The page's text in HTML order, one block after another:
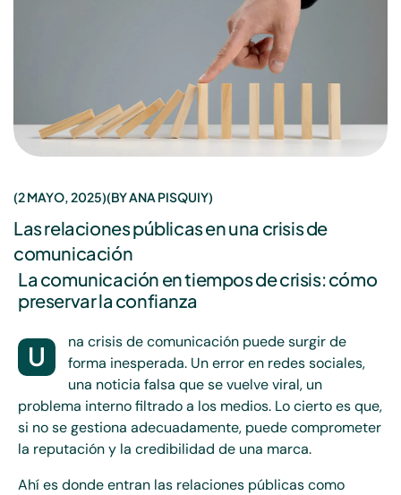
2 MAYO, 2025 BYANA PISQUIY
Las relaciones públicas en una crisis de
comunicación
La comunicación en tiempos de crisis: cómo
preservar la confianza
U
na crisis de comunicación puede surgir de
forma inesperada. Un error en redes sociales,
una noticia falsa que se vuelve viral, un
problema interno filtrado a los medios. Lo cierto es que,
si no se gestiona adecuadamente, puede comprometer
la reputación y la credibilidad de una marca.
Ahí es donde entran las relaciones públicas como